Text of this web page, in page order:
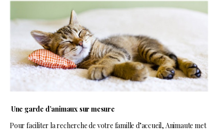
Une garde d’animaux sur mesure
Pour faciliter la recherche de votre famille d’accueil, Animaute met